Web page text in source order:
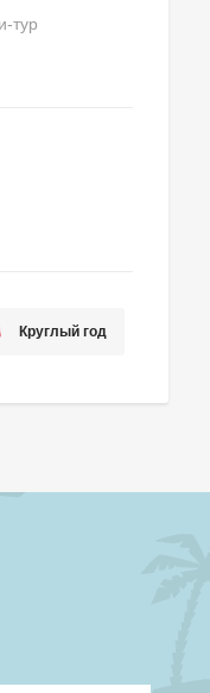
тур
Круглый год